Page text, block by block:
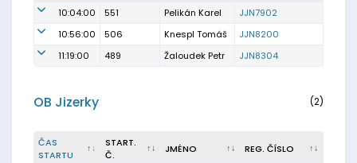
10:04:00 551 Pelikán Karel
JJN7902
10:56:00
506 Knespl Tomáš
JJN8200
11:19:00
489 Žaloudek Petr JJN8304
OB Jizerky (2)
ČAS
STARTU
START.
Č.
JMÉNO REG. ČÍSLO